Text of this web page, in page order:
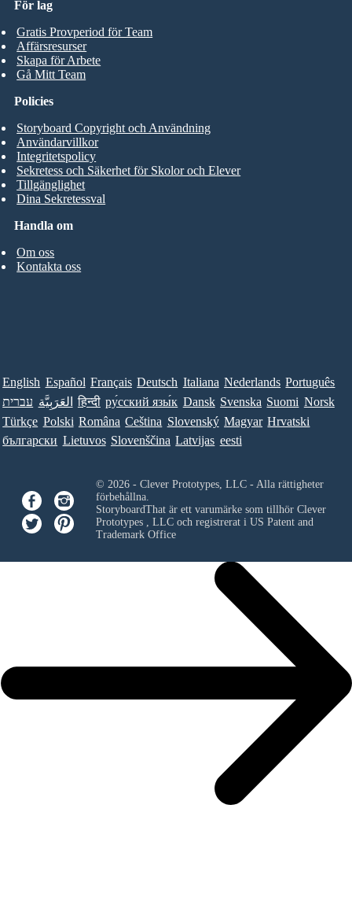
För lag
Gratis Provperiod för Team
Affärsresurser
Skapa för Arbete
Gå Mitt Team
Handla om
Om oss
Kontakta oss
Policies
Storyboard Copyright och Användning
Användarvillkor
Integritetspolicy
Sekretess och Säkerhet för Skolor och Elever
Tillgänglighet
Dina Sekretessval
English Español Français Deutsch Italiana Nederlands Português
עברית العَرَبِيَّة हिन्दी ру́сский язы́к Dansk Svenska Suomi Norsk
Türkçe Polski Româna Ceština Slovenský Magyar Hrvatski
български Lietuvos Slovenščina Latvijas eesti
© 2026 - Clever Prototypes, LLC - Alla rättigheter
förbehållna.
StoryboardThat är ett varumärke som tillhör Clever
Prototypes , LLCoch registrerat i US Patent and
Trademark Office